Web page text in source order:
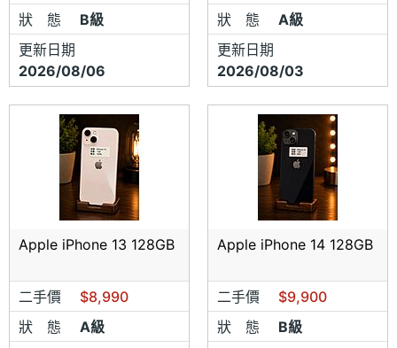
狀 態
B級
更新日期
2026/08/06
狀 態
A級
更新日期
2026/08/03
Apple iPhone 13 128GB
二手價
$8,990
狀 態
A級
Apple iPhone 14 128GB
二手價
$9,900
狀 態
B級